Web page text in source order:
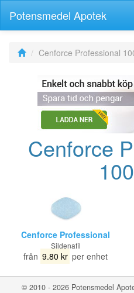
Potensmedel Apotek
Cenforce Professional
Cenforce
Cenforce Professional
Sildenafil
från 9.80 kr per enhet
© 2010 - 2026 Potensmedel